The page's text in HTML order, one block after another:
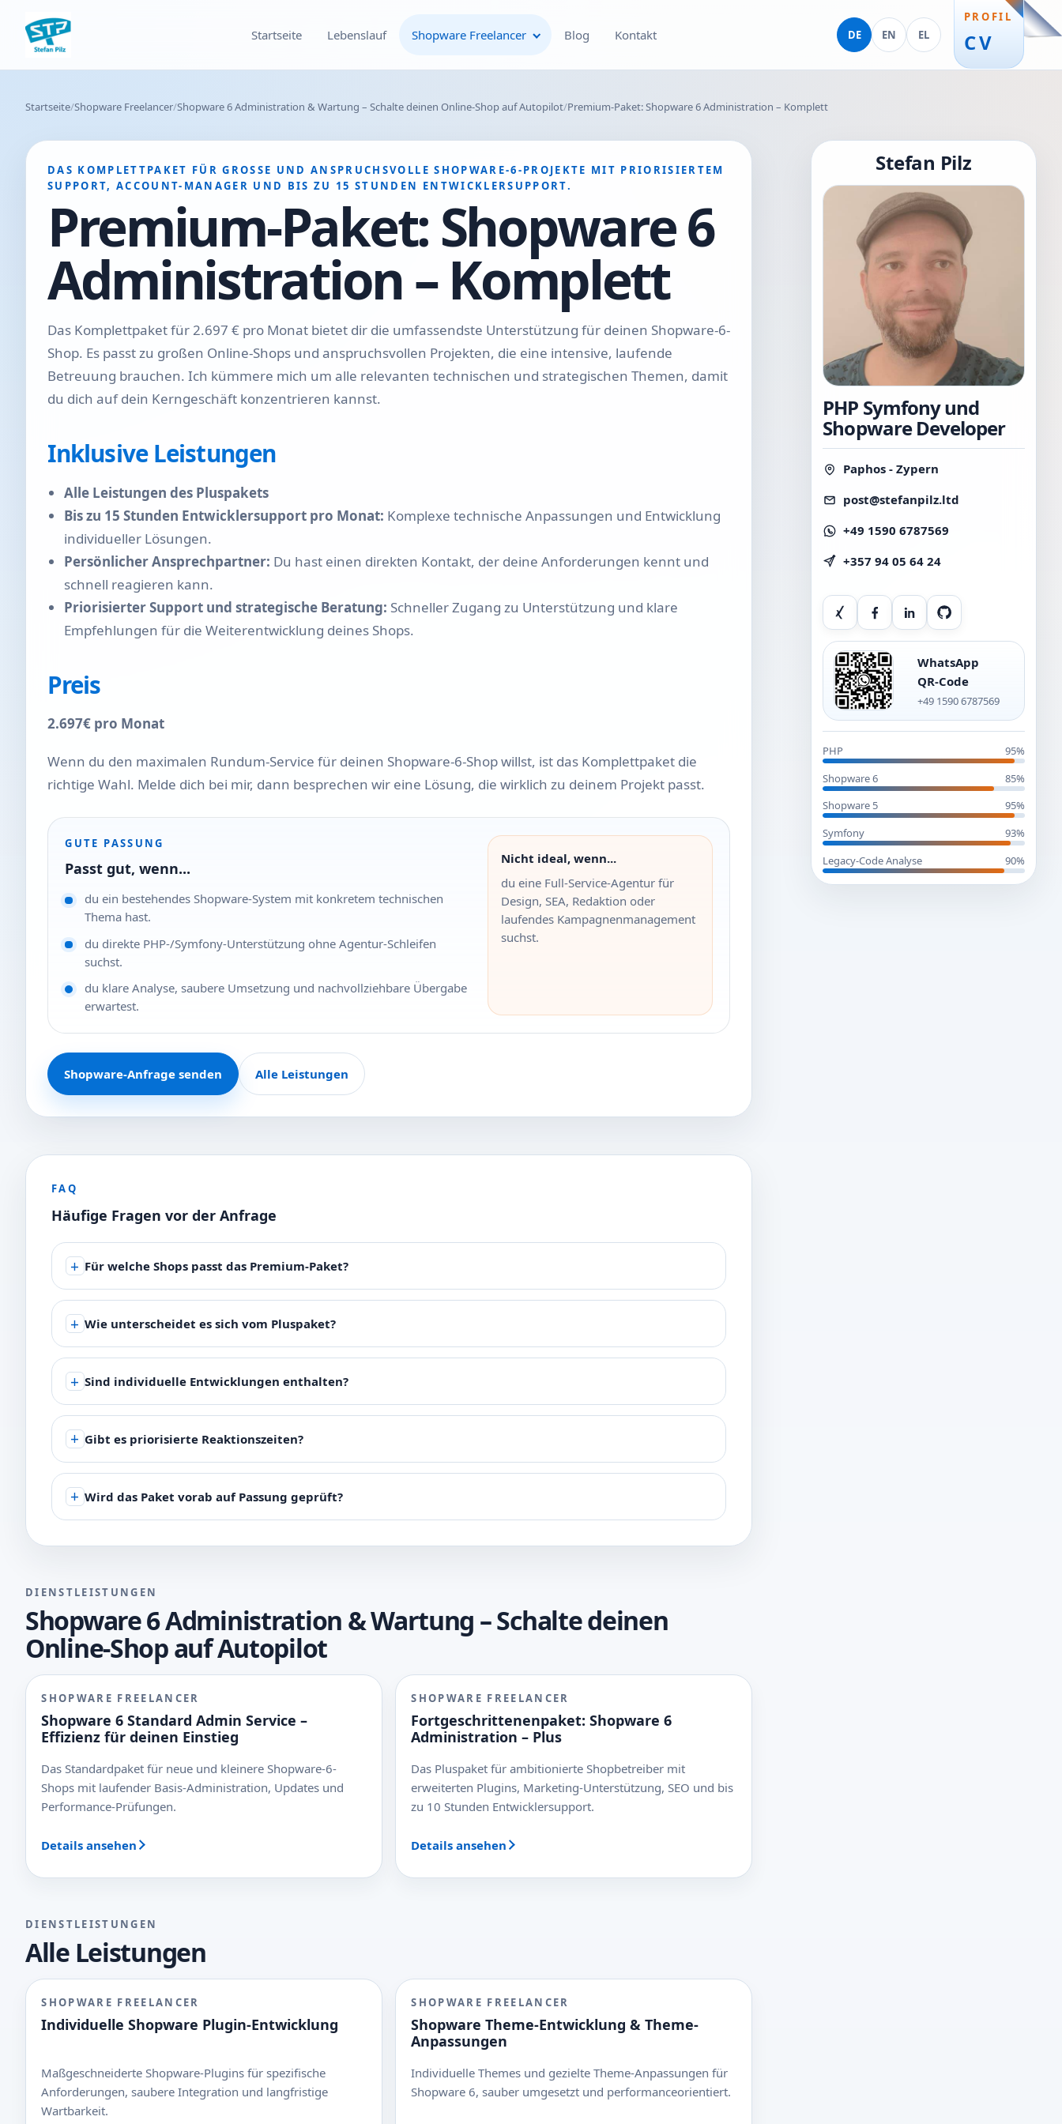
Startseite Lebenslauf Shopware Freelancer
Individuelle Shopware
Entwicklung & Theme-
Optimierung deines
Shopware-Shops
Shopware SEO und
Optimierung
Kompletter Shopware 6
Shopware 6 Administration
Online-Shop auf Autopilot
Preise & Stundensatz
Blog Kontakt DE
Deutsch
EN
English
EL
Ελληνικά
PROFIL
CV
Startseite Shopware Freelancer Shopware 6 Administration & Wartung – Schalte deinen Online-Shop auf Autopilot Premium-Paket: Shopware 6 Administration – Komplett
DAS KOMPLETTPAKET FÜR GROSSE UND ANSPRUCHSVOLLE SHOPWARE-6-PROJEKTE MIT PRIORISIERTEM S
UPPORT, ACCOUNT-MANAGER UND BIS ZU 15 STUNDEN ENTWICKLERSUPPORT.
Premium-Paket: Shopware 6
Administration – Komplett
Das Komplettpaket für 2.697 € pro Monat bietet dir die umfassendste Unterstützung für deinen Shopware-6-
Shop. Es passt zu großen Online-Shops und anspruchsvollen Projekten, die eine intensive, laufende
Betreuung brauchen. Ich kümmere mich um alle relevanten technischen und strategischen Themen, damit
du dich auf dein Kerngeschäft konzentrieren kannst.
Inklusive Leistungen
Alle Leistungen des Pluspakets
Bis zu 15 Stunden Entwicklersupport pro Monat: Komplexe technische Anpassungen und Entwicklung
individueller Lösungen.
Persönlicher Ansprechpartner: Du hast einen direkten Kontakt, der deine Anforderungen kennt und
schnell reagieren kann.
Priorisierter Support und strategische Beratung: Schneller Zugang zu Unterstützung und klare
Empfehlungen für die Weiterentwicklung deines Shops.
Preis
2.697€ pro Monat
Wenn du den maximalen Rundum-Service für deinen Shopware-6-Shop willst, ist das Komplettpaket die
richtige Wahl. Melde dich bei mir, dann besprechen wir eine Lösung, die wirklich zu deinem Projekt passt.
GUTE PASSUNG
Passt gut, wenn...
du ein bestehendes Shopware-System mit konkretem technischen
Thema hast.
du direkte PHP-/Symfony-Unterstützung ohne Agentur-Schleifen
suchst.
du klare Analyse, saubere Umsetzung und nachvollziehbare Übergabe
erwartest.
Nicht ideal, wenn...
du eine Full-Service-Agentur für
Design, SEA, Redaktion oder
laufendes Kampagnenmanagement
suchst.
Shopware-Anfrage senden Alle Leistungen
FAQ
Häufige Fragen vor der Anfrage
Für welche Shops passt das Premium-Paket?
Wie unterscheidet es sich vom Pluspaket?
Sind individuelle Entwicklungen enthalten?
Gibt es priorisierte Reaktionszeiten?
Wird das Paket vorab auf Passung geprüft?
DIENSTLEISTUNGEN
Shopware 6 Administration & Wartung – Schalte deinen
Online-Shop auf Autopilot
SHOPWARE FREELANCER
Shopware 6 Standard Admin Service –
Effizienz für deinen Einstieg
Das Standardpaket für neue und kleinere Shopware-6-
Shops mit laufender Basis-Administration, Updates und
Performance-Prüfungen.
Details ansehen
SHOPWARE FREELANCER
Fortgeschrittenenpaket: Shopware 6
Administration – Plus
Das Pluspaket für ambitionierte Shopbetreiber mit
erweiterten Plugins, Marketing-Unterstützung, SEO und bis
zu 10 Stunden Entwicklersupport.
Details ansehen
DIENSTLEISTUNGEN
Alle Leistungen
SHOPWARE FREELANCER
Individuelle Shopware Plugin-Entwicklung
Maßgeschneiderte Shopware-Plugins für spezifische
Anforderungen, saubere Integration und langfristige
Wartbarkeit.
SHOPWARE FREELANCER
Shopware Theme-Entwicklung & Theme-
Anpassungen
Individuelle Themes und gezielte Theme-Anpassungen für
Shopware 6, sauber umgesetzt und performanceorientiert.
Stefan Pilz
PHP Symfony und
Shopware Developer
Paphos - Zypern
post@stefanpilz.ltd
+49 1590 6787569
+357 94 05 64 24
Xing FacebookLinkedInGitHub
WhatsApp
QR-Code
+49 1590 6787569
PHP
95%
Shopware 6
85%
Shopware 5
95%
Symfony
93%
Legacy-Code Analyse
90%